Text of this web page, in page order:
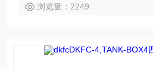
浏览量：2249